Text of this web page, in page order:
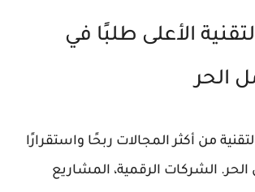
الأعلى طلبًا في
الحر
من أكثر المجالات ربحًا واستقرارًا
الشركات الرقمية، المشاريع